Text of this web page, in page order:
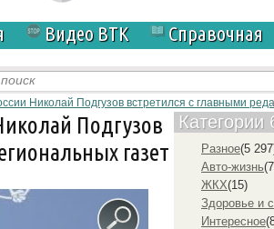
Видео ВТК Справочная
Николай Подгузов встретился с главными
Подгузов
газет
Категории
Разное(5
Авто-жизнь
ЖКХ(15)
Здоровье и
Интересное